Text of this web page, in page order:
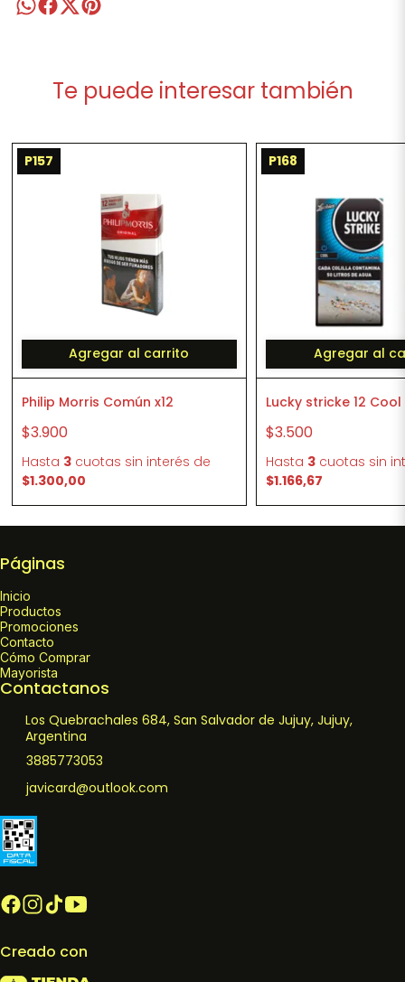
Te puede interesar también
P157
Agregar al carrito
Philip Morris Común x12
$3.900
Hasta 3cuotas sin interés de
$1.300,00
P168
Agregar al
Lucky stricke 12 Cool
$3.500
Hasta 3 cuotas sin
$1.166,67
Páginas
Inicio
Productos
Promociones
Contacto
Cómo Comprar
Mayorista
Contactanos
Los Quebrachales 684, San Salvador de Jujuy, Jujuy,
Argentina
3885773053
javicard@outlook.com
Creado con